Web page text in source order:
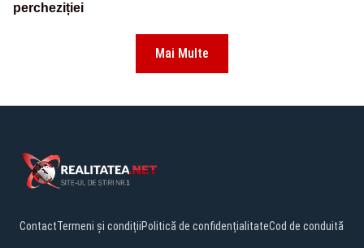
percheziției
Mai Multe
ContactTermeni și condițiiPolitică de confidențialitateCod de conduită